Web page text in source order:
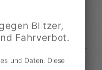
Männer. Der
auf einzelne Stress-
Blitzer,
Fahrverbot.
und Daten. Diese